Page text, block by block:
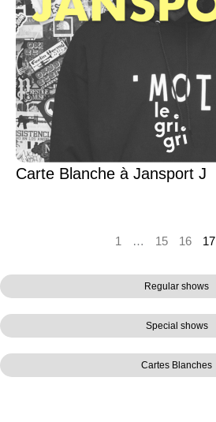
Regular shows
Special shows
Cartes Blanches
Carte Blanche à Jansport J
1 … 15 16 17